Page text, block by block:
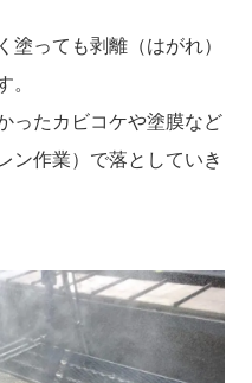
塗っても剥離（はがれ）
。
ったカビコケや塗膜など
ン作業）で落としていき